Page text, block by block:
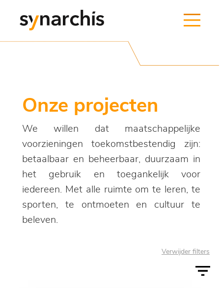
Onze projecten
We willen dat maatschappelijke
voorzieningen toekomstbestendig zijn:
betaalbaar en beheerbaar, duurzaam in
het gebruik en toegankelijk voor
iedereen. Met alle ruimte om te leren, te
sporten, te ontmoeten en cultuur te
beleven.
Verwijder filters